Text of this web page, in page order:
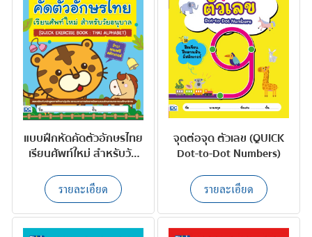
แบบฝึกหัดคัดตัวอักษรไทย
เรียนศัพท์ใหม่ สำหรับวัย
รายละเอียด
จุดต่อจุด ตัวเลข (QUICK
Dot-to-Dot Numbers)
รายละเอียด